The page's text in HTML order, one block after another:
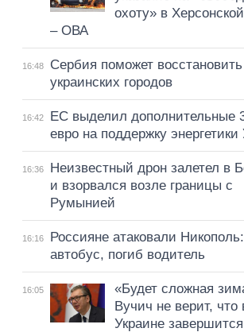
охоту» в
– ОВА
16:48
Сербия поможет
украинских городов
16:42
ЕС выделил дополнительные
евро на поддержку энергетики
16:36
Неизвестный дрон залетел в
и взорвался возле границы с
Румынией
16:16
Россияне атаковали
автобус, погиб водитель
16:05
«Будет сложная
Вучич не верит, что
Украине